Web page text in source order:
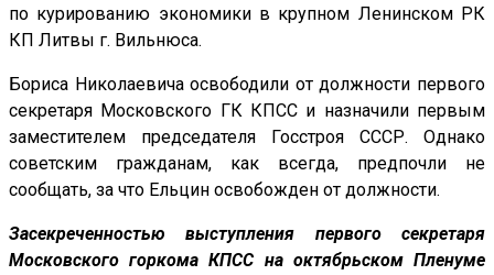
по курированию экономики в крупном Ленинском РК
КП Литвы г. Вильнюса.
Бориса Николаевича освободили от должности первого
секретаря Московского ГК КПСС и назначили первым
заместителем председателя Госстроя СССР. Однако
советским гражданам, как всегда, предпочли не
сообщать, за что Ельцин освобожден от должности.
Засекреченностью выступления первого секретаря
Московского горкома КПСС на октябрьском Пленуме